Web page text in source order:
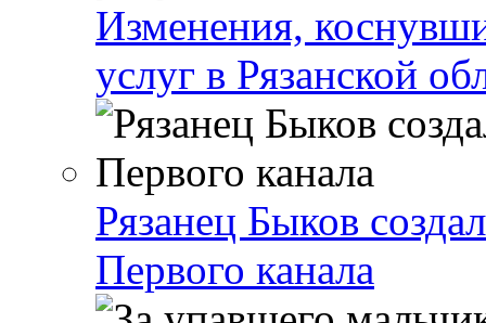
Изменения,
услуг в Рязанской
Рязанец Быков
Первого канала